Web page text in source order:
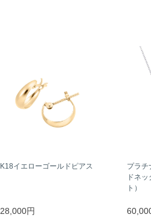
K18イエローゴールドピアス
28,000円
プラチ
ドネ
ト）